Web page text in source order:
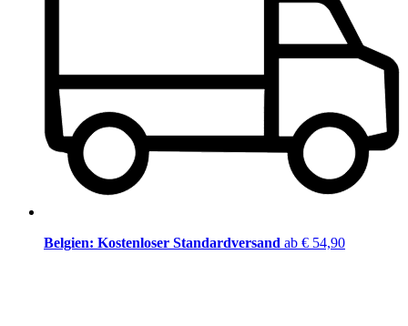
Belgien: Kostenloser Standardversand ab € 54,90